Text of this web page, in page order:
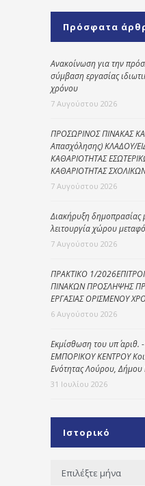
Πρόσφατα
Ανακοίνωση για την
σύμβαση εργασίας
χρόνου
7 Αυγούστου 2026
ΠΡΟΣΩΡΙΝΟΣ ΠΙΝΑΚΑΣ
Απασχόλησης) ΚΛΑΔΟΥ/
ΚΑΘΑΡΙΟΤΗΤΑΣ
ΚΑΘΑΡΙΟΤΗΤΑΣ
7 Αυγούστου 2026
Διακήρυξη δημοπρασίας
λειτουργία χώρου
7 Αυγούστου 2026
ΠΡΑΚΤΙΚΟ 1/
ΠΙΝΑΚΩΝ ΠΡΟΣΛΗΨΗΣ
ΕΡΓΑΣΙΑΣ ΟΡΙΣΜΕΝΟΥ
6 Αυγούστου 2026
Εκμίσθωση του υπ΄ αριθ.
ΕΜΠΟΡΙΚΟΥ ΚΕΝΤΡΟΥ
Ενότητας Λούρου, Δήμου
31 Ιουλίου 2026
Ιστορικό
Ιστορικό